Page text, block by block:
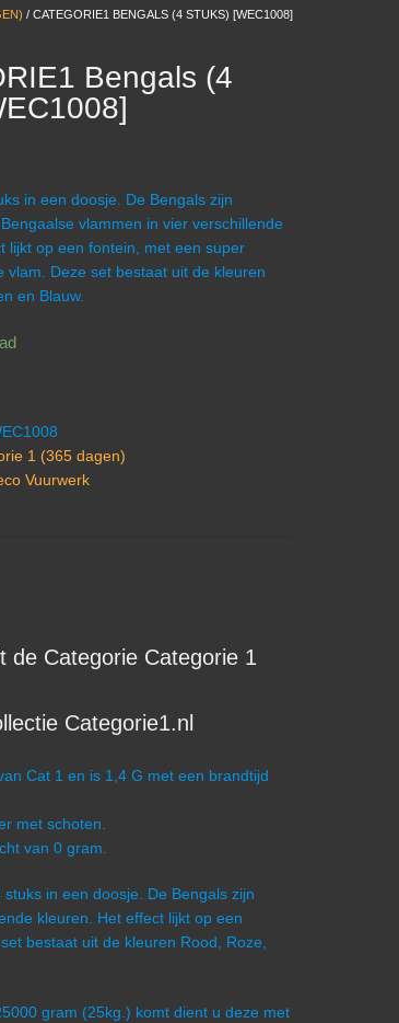
/ CATEGORIE1 BENGALS (4 STUKS) [WEC1008]
Bengals (4
in een doosje. De Bengals zijn
vlammen in vier verschillende
lijkt op een fontein, met een super
vlam. Deze set bestaat uit de kleuren
en Blauw.
1 (365 dagen)
Vuurwerk
de Categorie Categorie 1
Categorie1.nl
Cat 1 en is 1,4 G met een brandtijd
met schoten.
van 0 gram.
in een doosje. De Bengals zijn
kleuren. Het effect lijkt op een
bestaat uit de kleuren Rood, Roze,
gram (25kg.) komt dient u deze met